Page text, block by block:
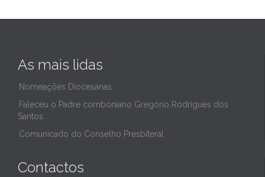
As mais lidas
Nomeações Diocesanas
Faleceu o Padre comboniano Gregório Rodrigues dos
Santos
Comunicado do Conselho Presbiteral
Contactos